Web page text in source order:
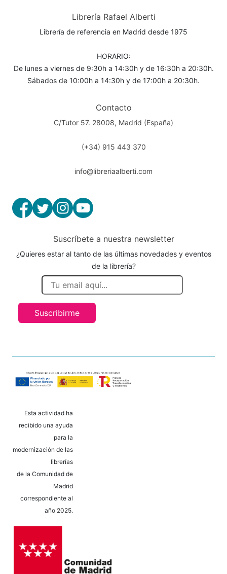
Librería Rafael Alberti
Librería de referencia en Madrid desde 1975
HORARIO:
De lunes a viernes de 9:30h a 14:30h y de 16:30h a 20:30h.
Sábados de 10:00h a 14:30h y de 17:00h a 20:30h.
Contacto
C/Tutor 57. 28008, Madrid (España)
(+34) 915 443 370
info@libreriaalberti.com
Suscríbete a nuestra newsletter
¿Quieres estar al tanto de las últimas novedades y eventos
de la librería?
Suscribirme
Esta actividad ha
recibido una ayuda
para la
modernización de las
librerías
de la Comunidad de
Madrid
correspondiente al
año 2025.